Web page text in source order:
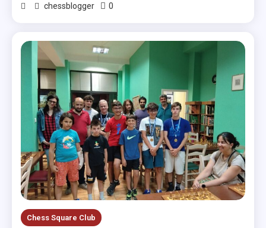
chessblogger 0
Chess Square Club